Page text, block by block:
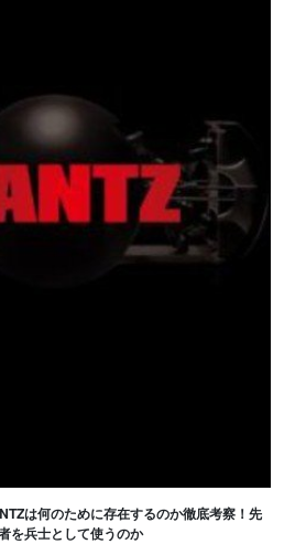
は何のために存在するのか徹底考察！先
を兵士として使うのか